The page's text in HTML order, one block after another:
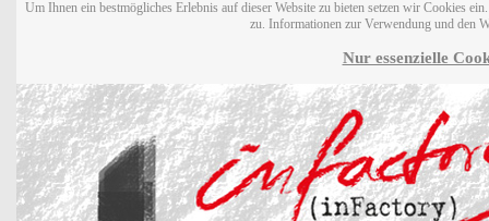
Um Ihnen ein bestmögliches Erlebnis auf dieser Website zu bieten setzen wir Cookies
zu. Informationen zur Verwendung und den
Nur essenzielle